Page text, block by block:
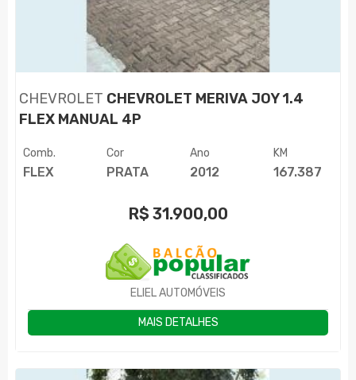
CHEVROLET CHEVROLET MERIVA JOY 1.4
FLEX MANUAL 4P
Comb.
FLEX
Cor
PRATA
Ano
2012
KM
167.387
R$ 31.900,00
ELIEL AUTOMÓVEIS
MAIS DETALHES